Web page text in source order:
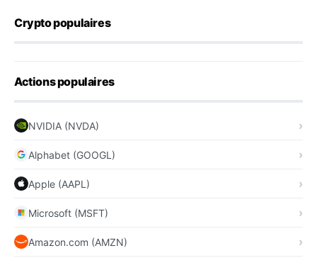
Crypto populaires
Actions populaires
NVIDIA (NVDA)
Alphabet (GOOGL)
Apple (AAPL)
Microsoft (MSFT)
Amazon.com (AMZN)